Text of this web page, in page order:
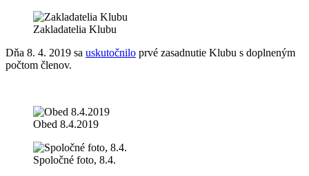
Zakladatelia Klubu
Dňa 8. 4. 2019 sa uskutočnilo prvé zasadnutie Klubu s doplneným
počtom členov.
Obed 8.4.2019
Spoločné foto, 8.4.